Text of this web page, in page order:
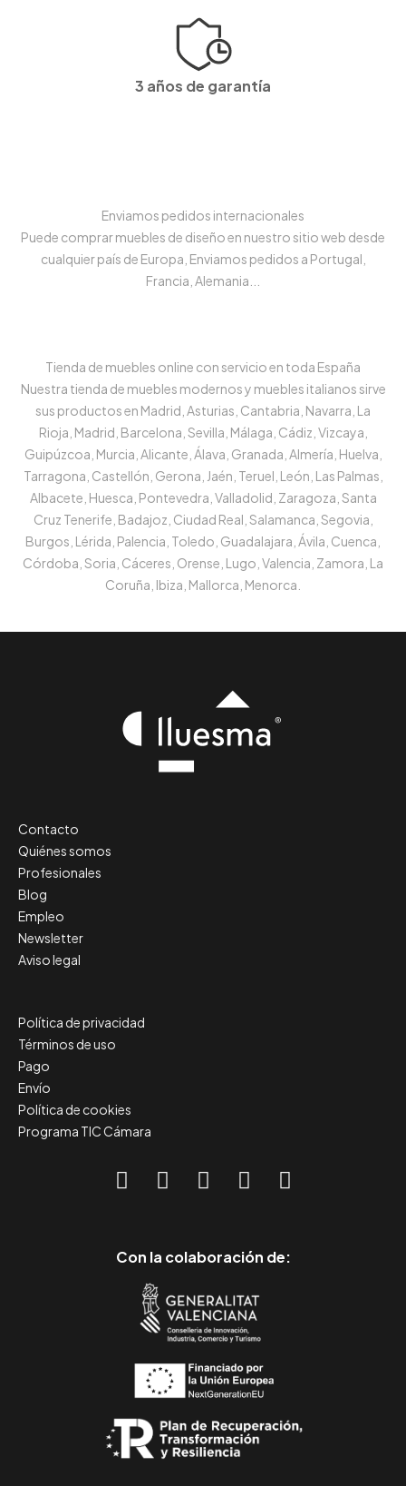
3 años de garantía
Enviamos pedidos internacionales
Puede comprar muebles de diseño en nuestro sitio web desde
cualquier país de Europa, Enviamos pedidos a Portugal,
Francia, Alemania...
Tienda de muebles online con servicio en toda España
Nuestra tienda de muebles modernos y muebles italianos sirve
sus productos en Madrid, Asturias, Cantabria, Navarra, La
Rioja, Madrid, Barcelona, Sevilla, Málaga, Cádiz, Vizcaya,
Guipúzcoa, Murcia, Alicante, Álava, Granada, Almería, Huelva,
Tarragona, Castellón, Gerona, Jaén, Teruel, León, Las Palmas,
Albacete, Huesca, Pontevedra, Valladolid, Zaragoza, Santa
Cruz Tenerife, Badajoz, Ciudad Real, Salamanca, Segovia,
Burgos, Lérida, Palencia, Toledo, Guadalajara, Ávila, Cuenca,
Córdoba, Soria, Cáceres, Orense, Lugo, Valencia, Zamora, La
Coruña, Ibiza, Mallorca, Menorca.
Contacto
Quiénes somos
Profesionales
Blog
Empleo
Newsletter
Aviso legal
Política de privacidad
Términos de uso
Pago
Envío
Política de cookies
Programa TIC Cámara
Con la colaboración de: